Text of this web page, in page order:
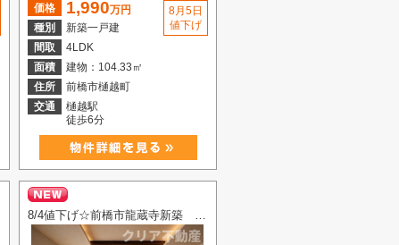
価格 1,990万円
種別
新築一戸建
間取
4LDK
面積
建物：104.33㎡
住所
前橋市樋越町
交通
樋越駅
徒歩6分
8月5日
値下げ
8/4値下げ☆前橋市龍蔵寺新築 全室南向き・オール電化